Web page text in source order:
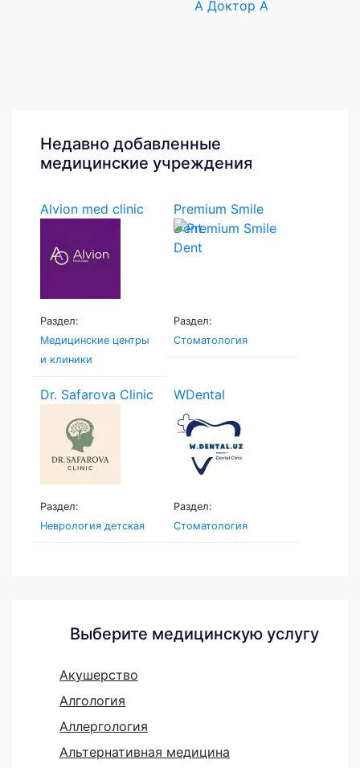
А Доктор А
Недавно добавленные
медицинские учреждения
Alvion med clinic
Раздел:
Медицинские центры
и клиники
Premium Smile
Dent
Раздел:
Стоматология
Dr. Safarova Clinic
Раздел:
Неврология детская
WDental
Раздел:
Стоматология
Выберите медицинскую услугу
Акушерство
Алгология
Аллергология
Альтернативная медицина